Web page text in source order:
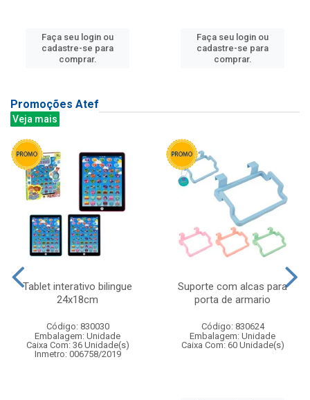
Faça seu login ou
cadastre-se para
comprar.
Faça seu login ou
cadastre-se para
comprar.
Promoções Atef
Veja mais
Tablet interativo bilingue
24x18cm
Código: 830030
Embalagem: Unidade
Caixa Com: 36 Unidade(s)
Inmetro: 006758/2019
Suporte com alcas para
porta de armario
Código: 830624
Embalagem: Unidade
Caixa Com: 60 Unidade(s)